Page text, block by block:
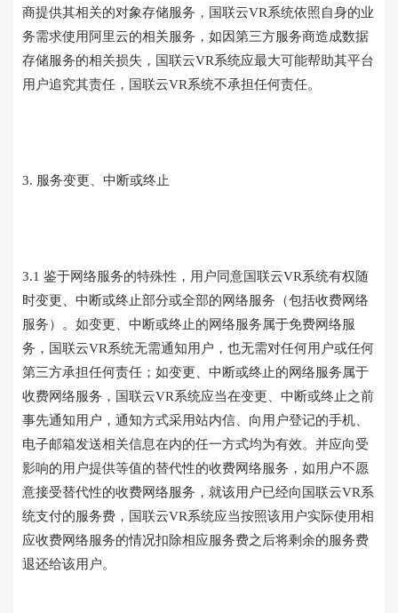
商提供其相关的对象存储服务，国联云VR系统依照自身的业
务需求使用阿里云的相关服务，如因第三方服务商造成数据
存储服务的相关损失，国联云VR系统应最大可能帮助其平台
用户追究其责任，国联云VR系统不承担任何责任。
3. 服务变更、中断或终止
3.1 鉴于网络服务的特殊性，用户同意国联云VR系统有权随
时变更、中断或终止部分或全部的网络服务（包括收费网络
服务）。如变更、中断或终止的网络服务属于免费网络服
务，国联云VR系统无需通知用户，也无需对任何用户或任何
第三方承担任何责任；如变更、中断或终止的网络服务属于
收费网络服务，国联云VR系统应当在变更、中断或终止之前
事先通知用户，通知方式采用站内信、向用户登记的手机、
电子邮箱发送相关信息在内的任一方式均为有效。并应向受
影响的用户提供等值的替代性的收费网络服务，如用户不愿
意接受替代性的收费网络服务，就该用户已经向国联云VR系
统支付的服务费，国联云VR系统应当按照该用户实际使用相
应收费网络服务的情况扣除相应服务费之后将剩余的服务费
退还给该用户。